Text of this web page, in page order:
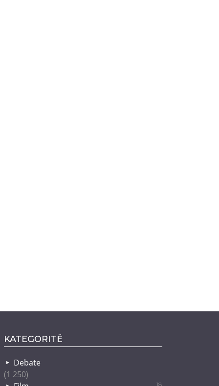
KATEGORITË
Debate
(1 250)
18